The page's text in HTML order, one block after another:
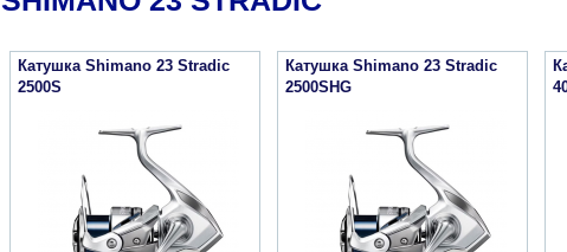
Катушка Shimano 23 Stradic
2500S
Катушка Shimano 23 Stradic
2500SHG